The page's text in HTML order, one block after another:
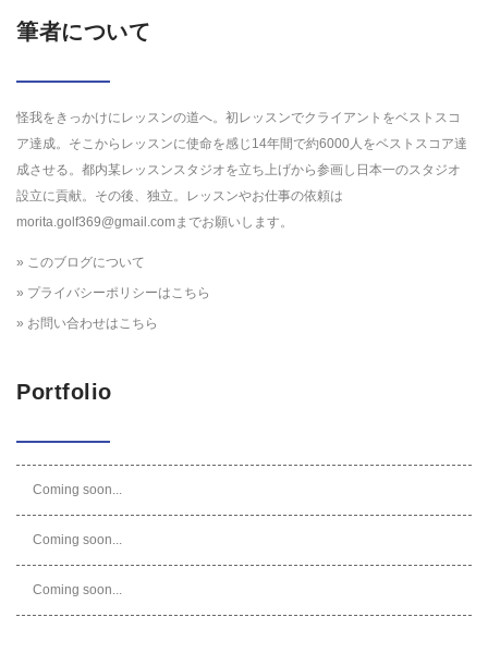
筆者について
怪我をきっかけにレッスンの道へ。初レッスンでクライアントをベストスコ
ア達成。そこからレッスンに使命を感じ14年間で約6000人をベストスコア達
成させる。都内某レッスンスタジオを立ち上げから参画し日本一のスタジオ
設立に貢献。その後、独立。レッスンやお仕事の依頼は
morita.golf369@gmail.comまでお願いします。
» このブログについて
» プライバシーポリシーはこちら
» お問い合わせはこちら
Portfolio
Coming soon...
Coming soon...
Coming soon...